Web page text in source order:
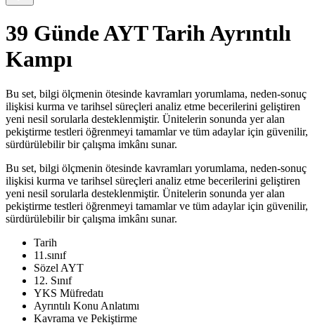
39 Günde AYT Tarih Ayrıntılı
Kampı
Bu set, bilgi ölçmenin ötesinde kavramları yorumlama, neden-sonuç
ilişkisi kurma ve tarihsel süreçleri analiz etme becerilerini geliştiren
yeni nesil sorularla desteklenmiştir. Ünitelerin sonunda yer alan
pekiştirme testleri öğrenmeyi tamamlar ve tüm adaylar için güvenilir,
sürdürülebilir bir çalışma imkânı sunar.
Bu set, bilgi ölçmenin ötesinde kavramları yorumlama, neden-sonuç
ilişkisi kurma ve tarihsel süreçleri analiz etme becerilerini geliştiren
yeni nesil sorularla desteklenmiştir. Ünitelerin sonunda yer alan
pekiştirme testleri öğrenmeyi tamamlar ve tüm adaylar için güvenilir,
sürdürülebilir bir çalışma imkânı sunar.
Tarih
11.sınıf
Sözel AYT
12. Sınıf
YKS Müfredatı
Ayrıntılı Konu Anlatımı
Kavrama ve Pekiştirme